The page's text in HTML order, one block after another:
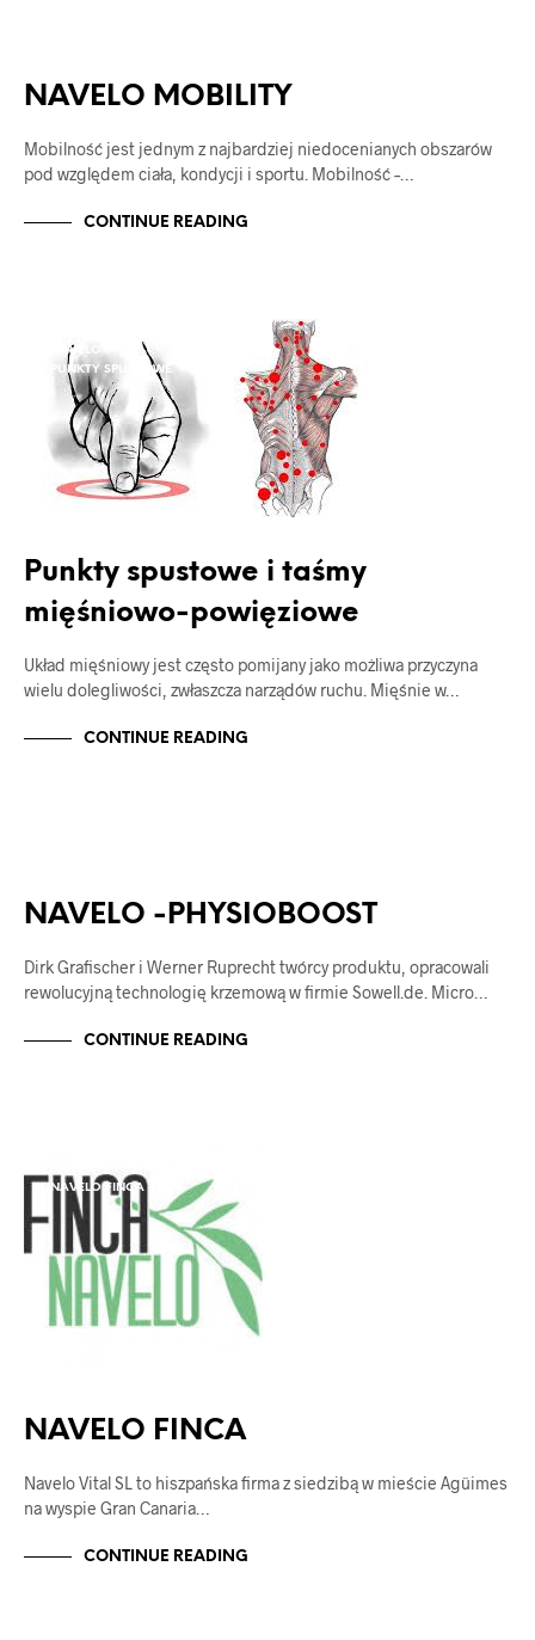
NAVELO MOBILITY
Mobilność jest jednym z najbardziej niedocenianych obszarów
pod względem ciała, kondycji i sportu. Mobilność –…
CONTINUE READING
NAVELO
PUNKTY SPUSTOWE
Punkty spustowe i taśmy
mięśniowo-powięziowe
Układ mięśniowy jest często pomijany jako możliwa przyczyna
wielu dolegliwości, zwłaszcza narządów ruchu. Mięśnie w…
CONTINUE READING
NAVELO -PHYSIOBOOST
Dirk Grafischer i Werner Ruprecht twórcy produktu, opracowali
rewolucyjną technologię krzemową w firmie Sowell.de. Micro…
CONTINUE READING
NAVELO FINCA
NAVELO FINCA
Navelo Vital SL to hiszpańska firma z siedzibą w mieście Agüimes
na wyspie Gran Canaria…
CONTINUE READING